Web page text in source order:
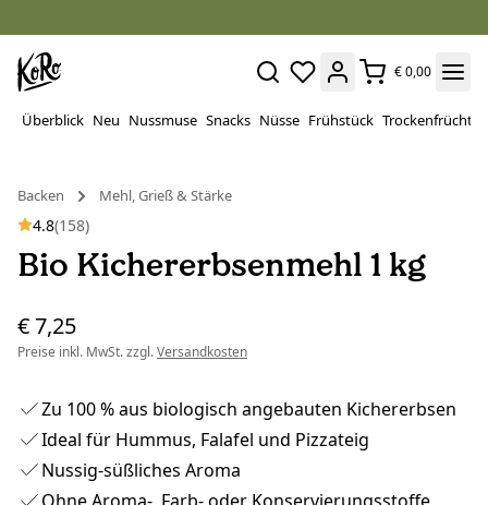
€ 0,00
Überblick Neu Nussmuse Snacks Nüsse Frühstück Trockenfrüchte
Backen
Mehl, Grieß & Stärke
4.8(158)
Bio Kichererbsenmehl 1 kg
€ 7,25
Preise inkl. MwSt. zzgl.Versandkosten
Zu 100 % aus biologisch angebauten Kichererbsen
Ideal für Hummus, Falafel und Pizzateig
Nussig-süßliches Aroma